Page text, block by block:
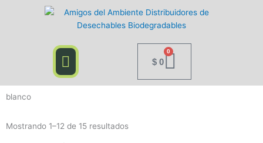
Flyout
Menu
$ 0
0
Cart
blanco
Mostrando 1–12 de 15 resultados